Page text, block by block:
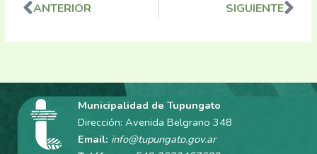
Ant
ANTERIOR SIGUIENTE
Municipalidad de Tupungato
Dirección: Avenida Belgrano 348
Email: info@tupungato.gov.ar